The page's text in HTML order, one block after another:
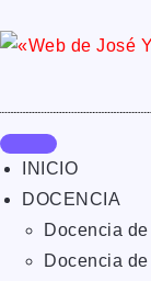
INICIO
DOCENCIA
Docencia
Docencia